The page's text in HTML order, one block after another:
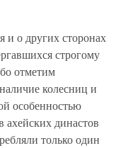
и о других сторонах
строгому
отметим
колесниц и
особенностью
ахейских династов
только один